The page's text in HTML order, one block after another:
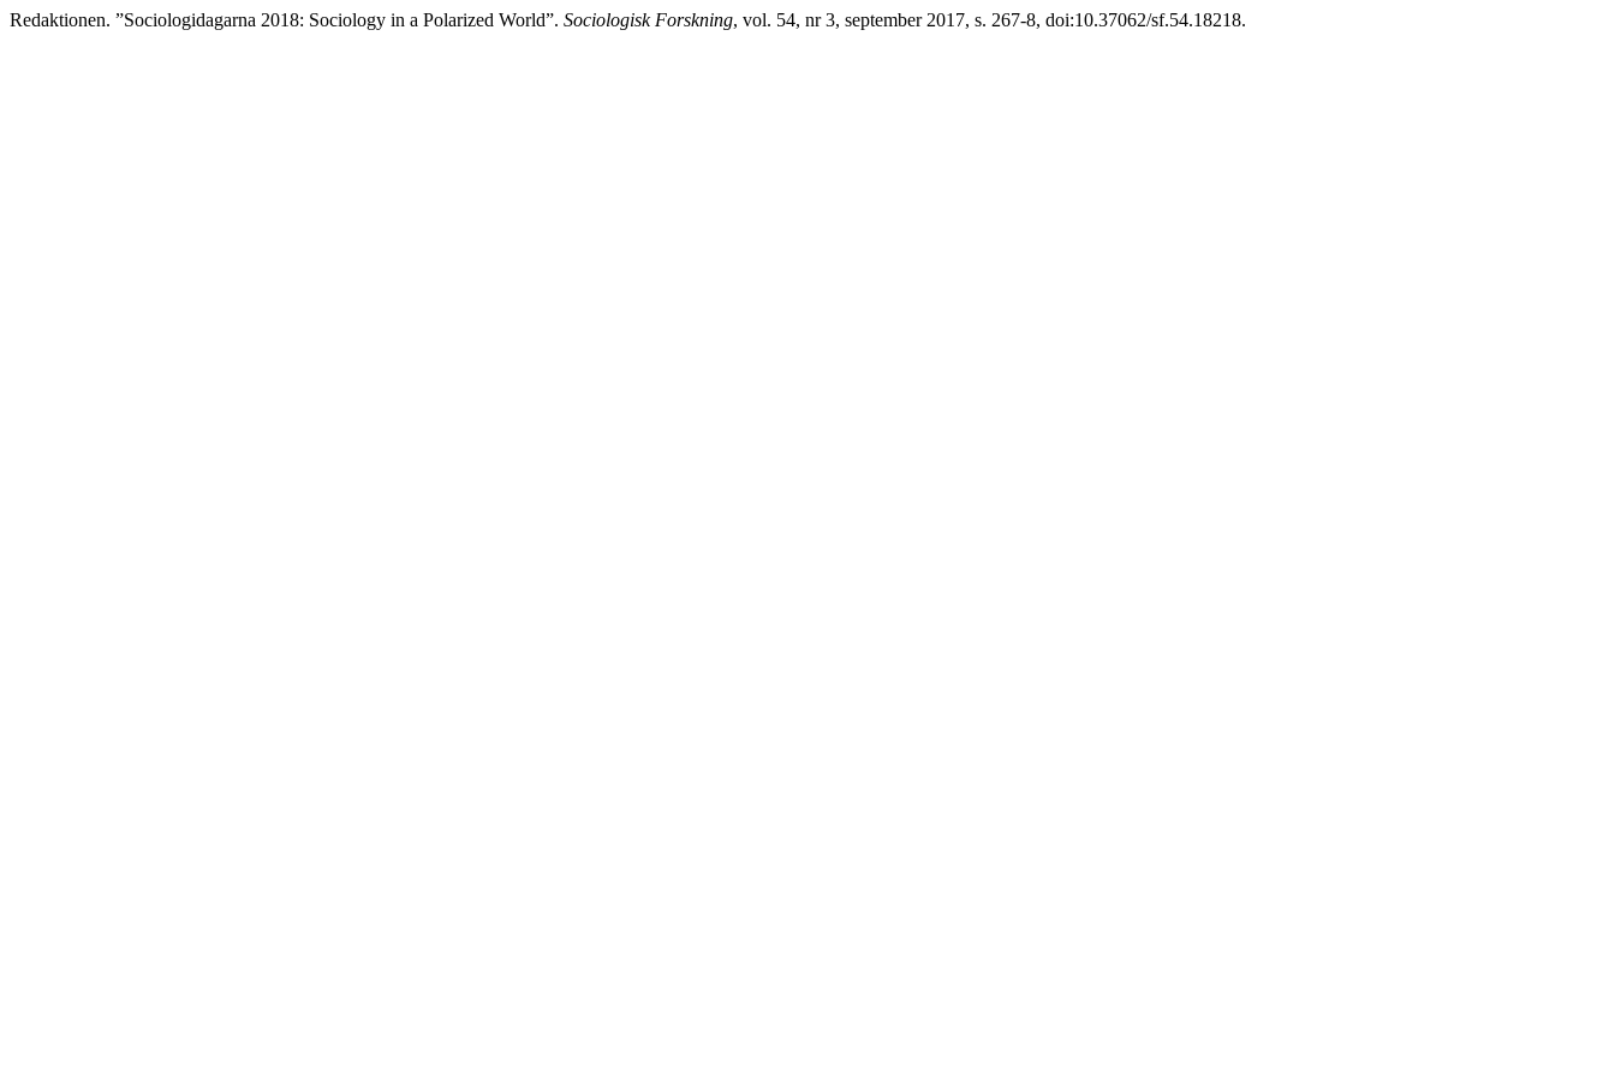
Redaktionen. ”Sociologidagarna 2018: Sociology in a Polarized World”. Sociologisk Forskning, vol. 54, nr 3, september 2017, s. 267-8, doi:10.37062/sf.54.18218.